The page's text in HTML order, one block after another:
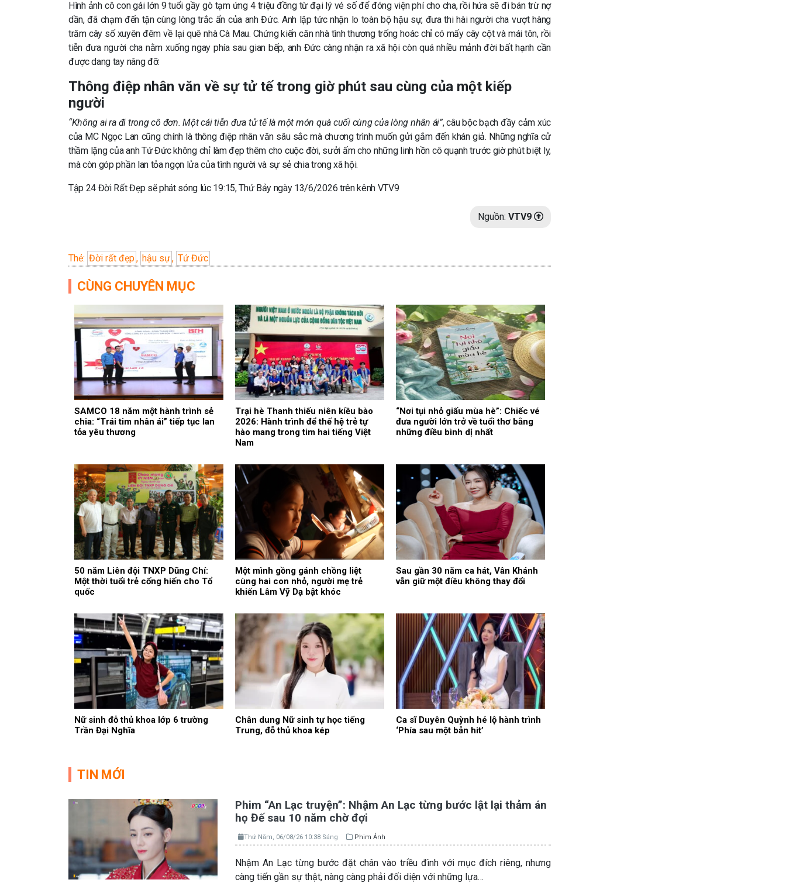
Hình ảnh cô con gái lớn 9 tuổi gầy gò tạm ứng 4 triệu đồng từ đại lý vé số để đóng viện phí cho cha, rồi hứa sẽ đi bán trừ nợ
dần, đã chạm đến tận cùng lòng trắc ẩn của anh Đức. Anh lập tức nhận lo toàn bộ hậu sự, đưa thi hài người cha vượt hàng
trăm cây số xuyên đêm về lại quê nhà Cà Mau. Chứng kiến căn nhà tình thương trống hoác chỉ có mấy cây cột và mái tôn, rồi
tiễn đưa người cha nằm xuống ngay phía sau gian bếp, anh Đức càng nhận ra xã hội còn quá nhiều mảnh đời bất hạnh cần
được dang tay nâng đỡ.
Thông điệp nhân văn về sự tử tế trong giờ phút sau cùng của một kiếp
người
“Không ai ra đi trong cô đơn. Một cái tiễn đưa tử tế là một món quà cuối cùng của lòng nhân ái”, câu bộc bạch đầy cảm xúc
của MC Ngọc Lan cũng chính là thông điệp nhân văn sâu sắc mà chương trình muốn gửi gắm đến khán giả. Những nghĩa cử
thầm lặng của anh Tứ Đức không chỉ làm đẹp thêm cho cuộc đời, sưởi ấm cho những linh hồn cô quạnh trước giờ phút biệt ly,
mà còn góp phần lan tỏa ngọn lửa của tình người và sự sẻ chia trong xã hội.
Tập 24 Đời Rất Đẹp sẽ phát sóng lúc 19:15, Thứ Bảy ngày 13/6/2026 trên kênh VTV9
Nguồn: VTV9
Thẻ: Đời rất đẹp, hậu sự, Tứ Đức
CÙNG CHUYÊN MỤC
SAMCO 18 năm một hành trình sẻ
chia: “Trái tim nhân ái” tiếp tục lan
tỏa yêu thương
Trại hè Thanh thiếu niên kiều bào
2026: Hành trình để thế hệ trẻ tự
hào mang trong tim hai tiếng Việt
Nam
“Nơi tụi nhỏ giấu mùa hè”: Chiếc vé
đưa người lớn trở về tuổi thơ bằng
những điều bình dị nhất
50 năm Liên đội TNXP Dũng Chí:
Một thời tuổi trẻ cống hiến cho Tổ
quốc
Một mình gồng gánh chồng liệt
cùng hai con nhỏ, người mẹ trẻ
khiến Lâm Vỹ Dạ bật khóc
Sau gần 30 năm ca hát, Vân Khánh
vẫn giữ một điều không thay đổi
Nữ sinh đỗ thủ khoa lớp 6 trường
Trần Đại Nghĩa
Chân dung Nữ sinh tự học tiếng
Trung, đỗ thủ khoa kép
Ca sĩ Duyên Quỳnh hé lộ hành trình
‘Phía sau một bản hit’
TIN MỚI
Phim “An Lạc truyện”: Nhậm An Lạc từng bước lật lại thảm án
họ Đế sau 10 năm chờ đợi
Thứ Năm, 06/08/26 10:38 Sáng Phim Ảnh
Nhậm An Lạc từng bước đặt chân vào triều đình với mục đích riêng, nhưng
càng tiến gần sự thật, nàng càng phải đối diện với những lựa…